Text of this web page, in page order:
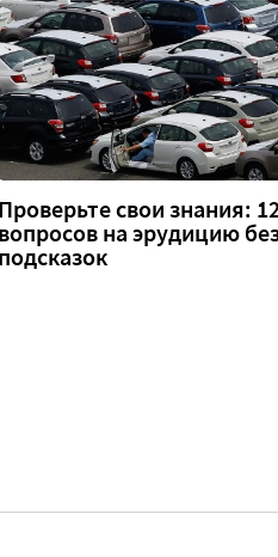
Проверьте свои знания:
вопросов на эрудицию
подсказок